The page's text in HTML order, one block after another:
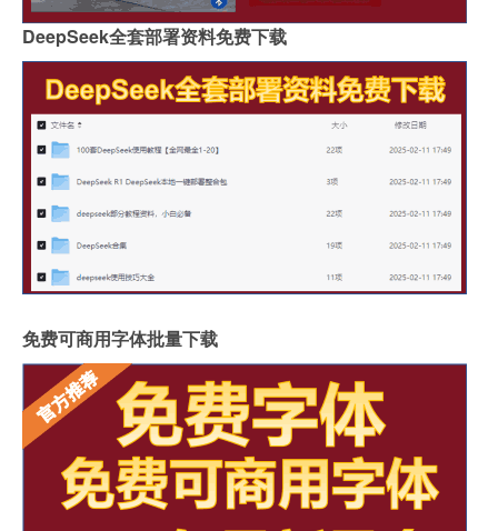
DeepSeek全套部署资料免费下载
免费可商用字体批量下载